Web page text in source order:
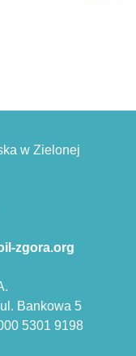
w Zielonej
zgora.org
Bankowa 5
5301 9198